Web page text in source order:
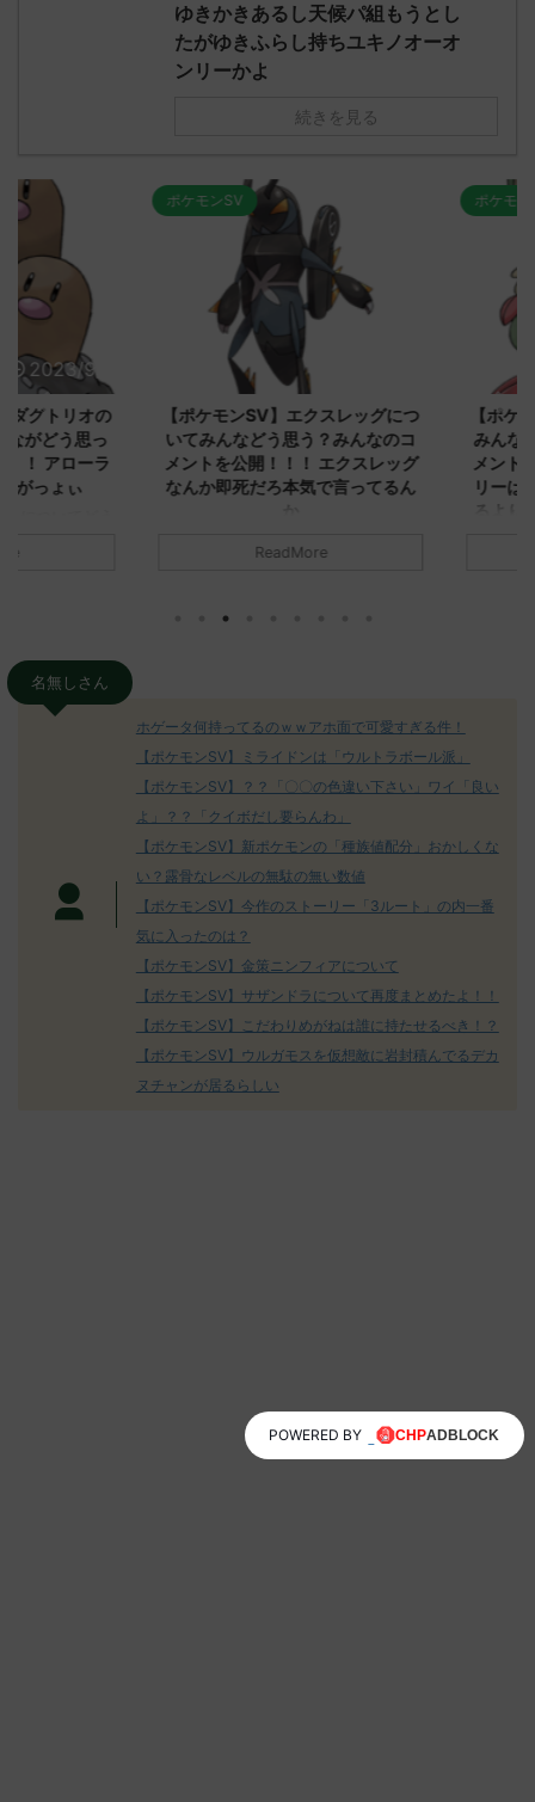
ゆきかきあるし天候パ組もうとし
たがゆきふらし持ちユキノオーオ
ンリーかよ
続きを見る
2023/9/8
トリオの
どう思っ
アローラ
っょぃ
リージョ
ただダグト
れたウミト
ポケモンSV
【ポケモンSV】エクスレッグにつ
いてみんなどう思う？みんなのコ
メントを公開！！！ エクスレッグ
なんか即死だろ本気で言ってるん
う思ってる？ 初めの記事 元のス
ッグヘルムかっこいいから助かる 名
決めた！ (ﾜｯﾁｮｲW b524-NwUu)
2023/06/28(水 ...
ReadMore
ポケモンSV
【ポケモ
みんなど
メントを
リーはバ
るよりビ
たラウドボ
しさん0624
名無しさん
ホゲータ何持ってるのｗｗアホ面で可愛すぎる件！
【ポケモンSV】ミライドンは「ウルトラボール派」
【ポケモンSV】？？「〇〇の色違い下さい」ワイ「良い
よ」？？「クイボだし要らんわ」
【ポケモンSV】新ポケモンの「種族値配分」おかしくな
い？露骨なレベルの無駄の無い数値
【ポケモンSV】今作のストーリー「3ルート」の内一番
気に入ったのは？
【ポケモンSV】金策ニンフィアについて
【ポケモンSV】サザンドラについて再度まとめたよ！！
【ポケモンSV】こだわりめがねは誰に持たせるべき！？
【ポケモンSV】ウルガモスを仮想敵に岩封積んでるデカ
ヌチャンが居るらしい
POWERED BY